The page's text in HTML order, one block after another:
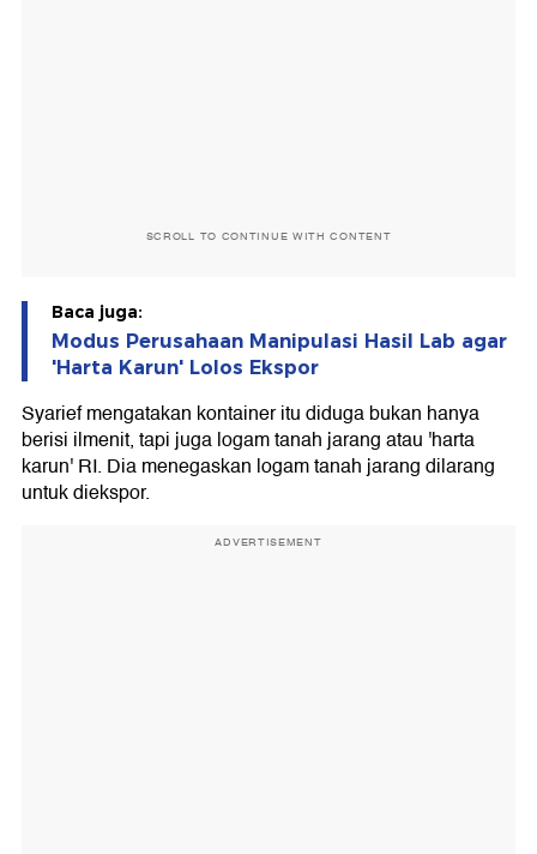
SCROLL TO CONTINUE WITH CONTENT
Baca juga:
Modus Perusahaan Manipulasi Hasil Lab agar
'Harta Karun' Lolos Ekspor
Syarief mengatakan kontainer itu diduga bukan hanya
berisi ilmenit, tapi juga logam tanah jarang atau 'harta
karun' RI. Dia menegaskan logam tanah jarang dilarang
untuk diekspor.
ADVERTISEMENT